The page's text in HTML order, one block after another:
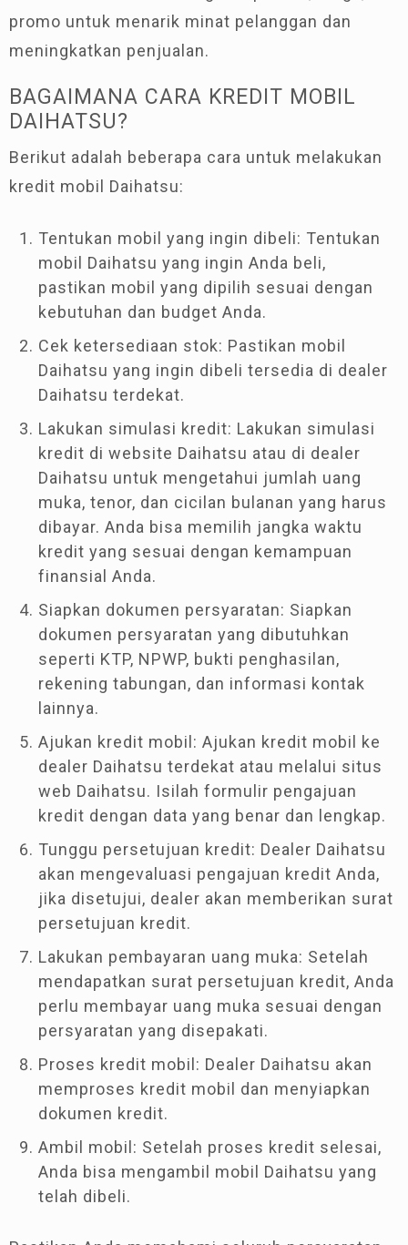
promo untuk menarik minat pelanggan dan
meningkatkan penjualan.
BAGAIMANA CARA KREDIT MOBIL
DAIHATSU?
Berikut adalah beberapa cara untuk melakukan
kredit mobil Daihatsu:
Tentukan mobil yang ingin dibeli: Tentukan
mobil Daihatsu yang ingin Anda beli,
pastikan mobil yang dipilih sesuai dengan
kebutuhan dan budget Anda.
Cek ketersediaan stok: Pastikan mobil
Daihatsu yang ingin dibeli tersedia di dealer
Daihatsu terdekat.
Lakukan simulasi kredit: Lakukan simulasi
kredit di website Daihatsu atau di dealer
Daihatsu untuk mengetahui jumlah uang
muka, tenor, dan cicilan bulanan yang harus
dibayar. Anda bisa memilih jangka waktu
kredit yang sesuai dengan kemampuan
finansial Anda.
Siapkan dokumen persyaratan: Siapkan
dokumen persyaratan yang dibutuhkan
seperti KTP, NPWP, bukti penghasilan,
rekening tabungan, dan informasi kontak
lainnya.
Ajukan kredit mobil: Ajukan kredit mobil ke
dealer Daihatsu terdekat atau melalui situs
web Daihatsu. Isilah formulir pengajuan
kredit dengan data yang benar dan lengkap.
Tunggu persetujuan kredit: Dealer Daihatsu
akan mengevaluasi pengajuan kredit Anda,
jika disetujui, dealer akan memberikan surat
persetujuan kredit.
Lakukan pembayaran uang muka: Setelah
mendapatkan surat persetujuan kredit, Anda
perlu membayar uang muka sesuai dengan
persyaratan yang disepakati.
Proses kredit mobil: Dealer Daihatsu akan
memproses kredit mobil dan menyiapkan
dokumen kredit.
Ambil mobil: Setelah proses kredit selesai,
Anda bisa mengambil mobil Daihatsu yang
telah dibeli.